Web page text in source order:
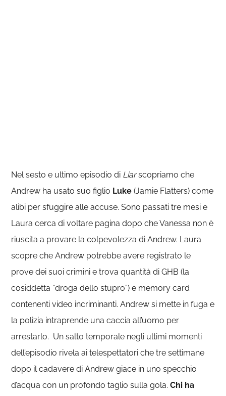
Nel sesto e ultimo episodio di Liarscopriamo che
Andrew ha usato suo figlio Luke (Jamie Flatters) come
alibi per sfuggire alle accuse. Sono passati tre mesi e
Laura cerca di voltare pagina dopo che Vanessa non è
riuscita a provare la colpevolezza di Andrew. Laura
scopre che Andrew potrebbe avere registrato le
prove dei suoi crimini e trova quantità di GHB (la
cosiddetta “droga dello stupro”) e memory card
contenenti video incriminanti. Andrew si mette in fuga e
la polizia intraprende una caccia all’uomo per
arrestarlo. Un salto temporale negli ultimi momenti
dell’episodio rivela ai telespettatori che tre settimane
dopo il cadavere di Andrew giace in uno specchio
d’acqua con un profondo taglio sulla gola.Chi ha